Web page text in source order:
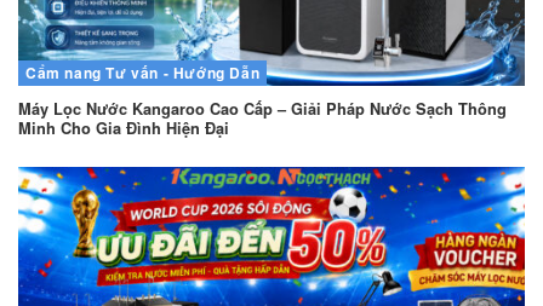
Cẩm nang Tư vấn - Hướng Dẫn
Máy Lọc Nước Kangaroo Cao Cấp – Giải Pháp Nước Sạch Thông
Minh Cho Gia Đình Hiện Đại